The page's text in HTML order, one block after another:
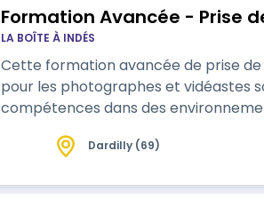
Formation Avancée - Prise
LA BOÎTE À INDÉS
Cette formation avancée de prise
pour les photographes et vidéastes
compétences dans des
Dardilly (69)